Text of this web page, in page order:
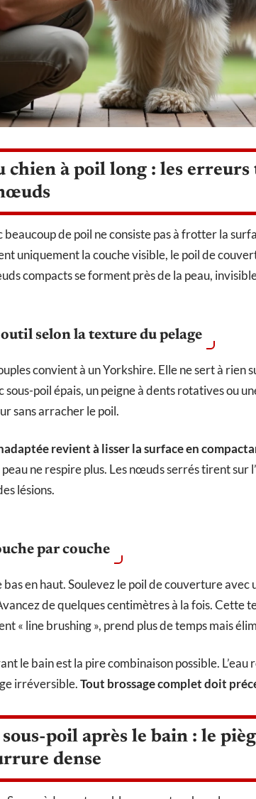
chien à poil long : les
beaucoup de poil ne consiste pas à frotter la
uniquement la couche visible, le poil de
compacts se forment près de la peau,
selon la texture du pelage
convient à un Yorkshire. Elle ne sert à rien
sous-poil épais, un peigne à dents rotatives ou
sans arracher le poil.
revient à lisser la surface en
ne respire plus. Les nœuds serrés tirent sur
lésions.
par couche
en haut. Soulevez le poil de couverture avec
de quelques centimètres à la fois. Cette
« line brushing », prend plus de temps mais
le bain est la pire combinaison possible.
irréversible.Tout brossage complet doit
sous-poil après le bain : le
dense